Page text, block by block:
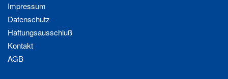
Impressum
Datenschutz
Haftungsausschluß
Kontakt
AGB